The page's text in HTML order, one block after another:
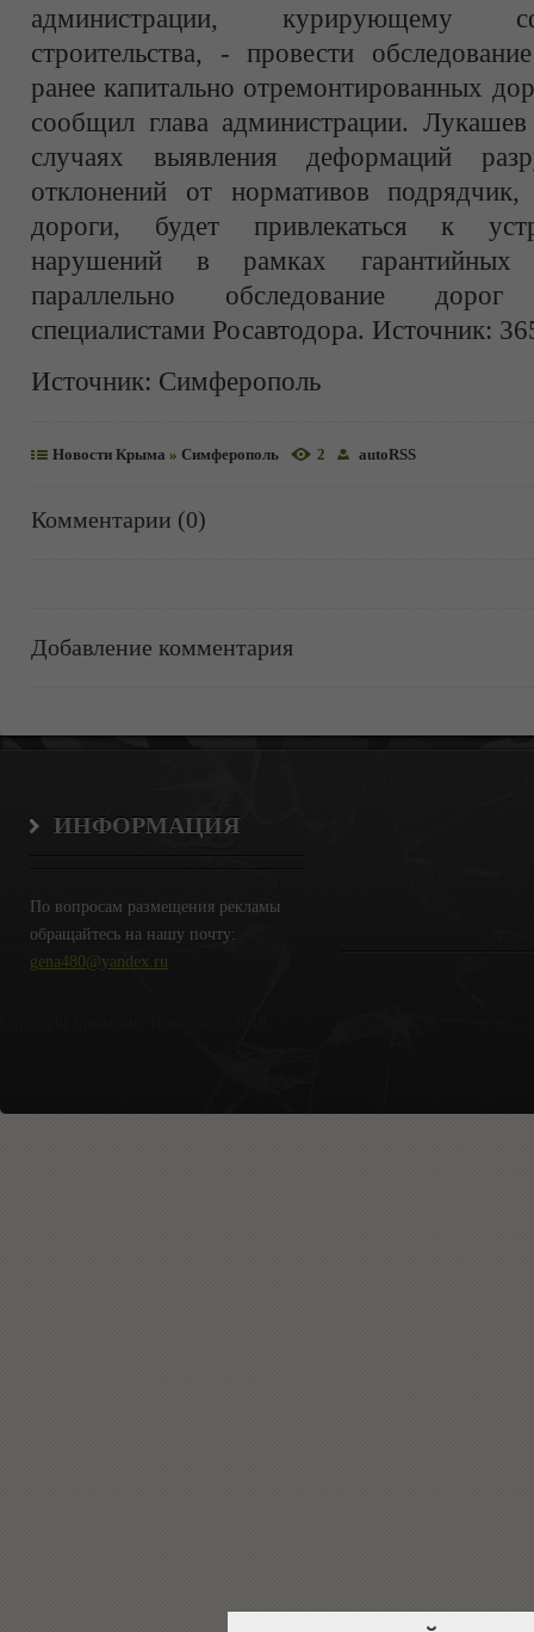
администрации, курирующему
строительства, - провести
ранее капитально отремонтированных
сообщил глава администрации.
случаях выявления деформаций
отклонений от нормативов
дороги, будет привлекаться к
нарушений в рамках гарантийных
параллельно обследование
специалистами Росавтодора. Источник:
Источник: Симферополь
Новости Крыма » Симферополь 2 autoRSS
Комментарии (0)
Добавление комментария
ИНФОРМАЦИЯ
По вопросам размещения рекламы
обращайтесь на нашу почту:
gena480@yandex.ru